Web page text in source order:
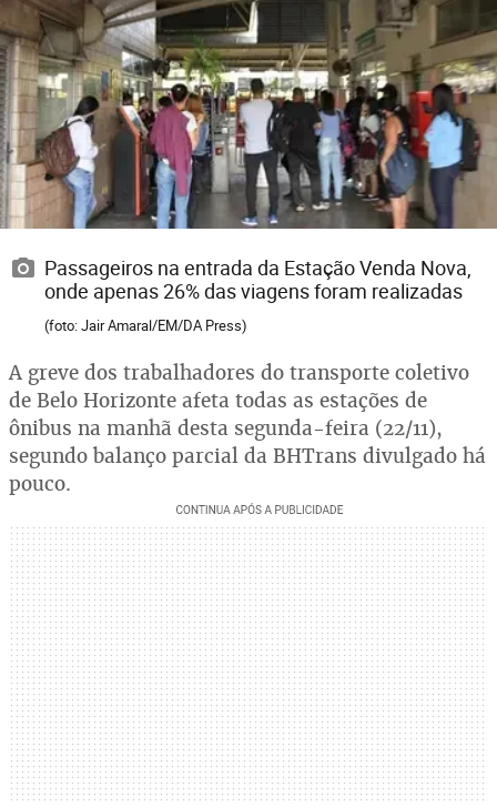
Passageiros na entrada da Estação Venda Nova,
onde apenas 26% das viagens foram realizadas
(foto: Jair Amaral/EM/DA Press)
A greve dos trabalhadores do transporte coletivo
de Belo Horizonte afeta todas as estações de
ônibus na manhã desta segunda-feira (22/11),
segundo balanço parcial da BHTrans divulgado há
pouco.